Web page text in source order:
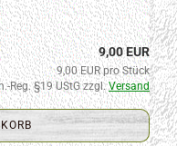
9,00 EUR
9,00 EUR pro Stück
Reg. §19 UStG zzgl.Versand